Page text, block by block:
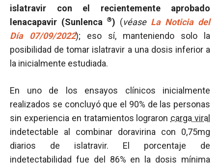
islatravir con el recientemente aprobado
lenacapavir (Sunlenca ®) (véase La Noticia del
Día 07/09/2022); eso sí, manteniendo solo la
posibilidad de tomar islatravir a una dosis inferior a
la inicialmente estudiada.
En uno de los ensayos clínicos inicialmente
realizados se concluyó que el 90% de las personas
sin experiencia en tratamientos lograron carga viral
indetectable al combinar doravirina con 0,75mg
diarios de islatravir. El porcentaje de
indetectabilidad fue del 86% en la dosis mínima